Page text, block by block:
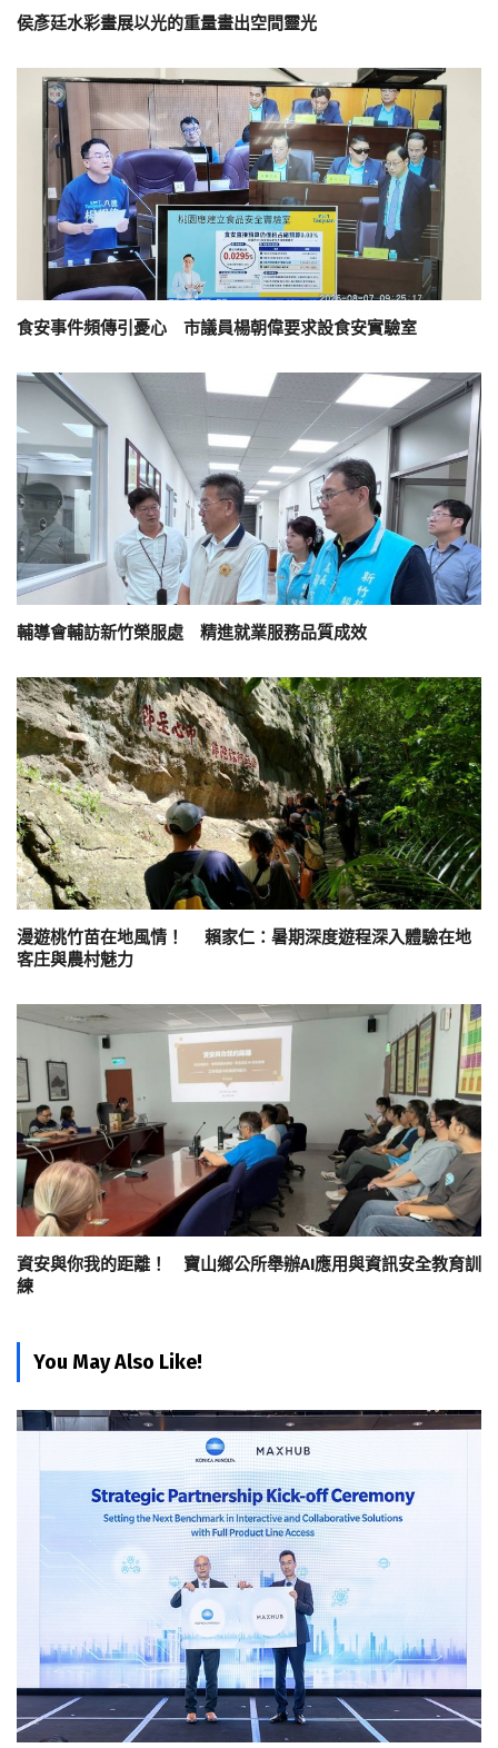
侯彥廷水彩畫展以光的重量畫出空間靈光
食安事件頻傳引憂心 市議員楊朝偉要求設食安實驗室
輔導會輔訪新竹榮服處 精進就業服務品質成效
漫遊桃竹苗在地風情！ 賴家仁：暑期深度遊程深入體驗在地
客庄與農村魅力
資安與你我的距離！ 寶山鄉公所舉辦AI應用與資訊安全教育訓
練
You May Also Like!